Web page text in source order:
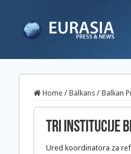
Home / Balkans / Balkan
Tri institucije
Ured koordinatora za